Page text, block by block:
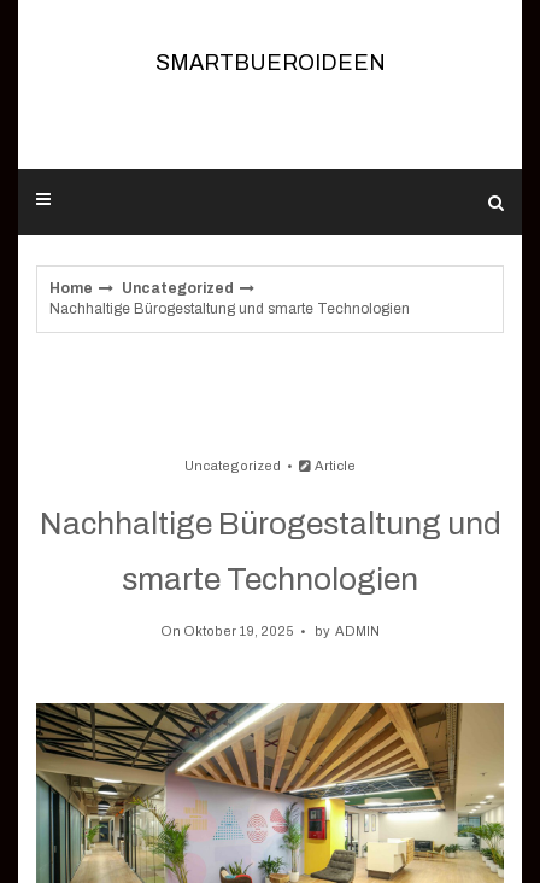
SMARTBUEROIDEEN
Home
Uncategorized
Nachhaltige Bürogestaltung und smarte Technologien
Uncategorized Article
Nachhaltige Bürogestaltung und
smarte Technologien
On Oktober 19, 2025 by ADMIN